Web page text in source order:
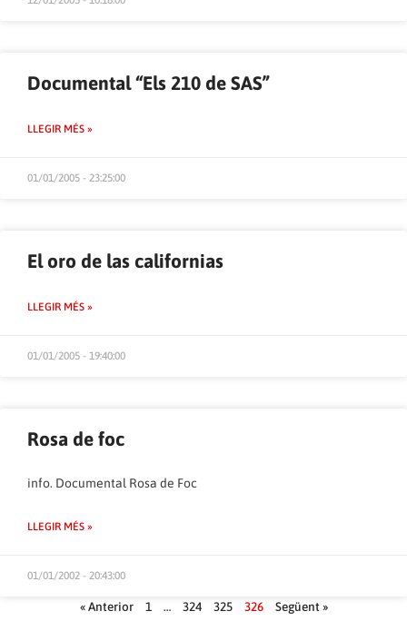
Documental “Els 210 de SAS”
LLEGIR MÉS »
01/01/2005 - 23:25:00
El oro de las californias
LLEGIR MÉS »
01/01/2005 - 19:40:00
Rosa de foc
info. Documental Rosa de Foc
LLEGIR MÉS »
01/01/2002 - 20:43:00
« Anterior 1 … 324 325 326 Següent »